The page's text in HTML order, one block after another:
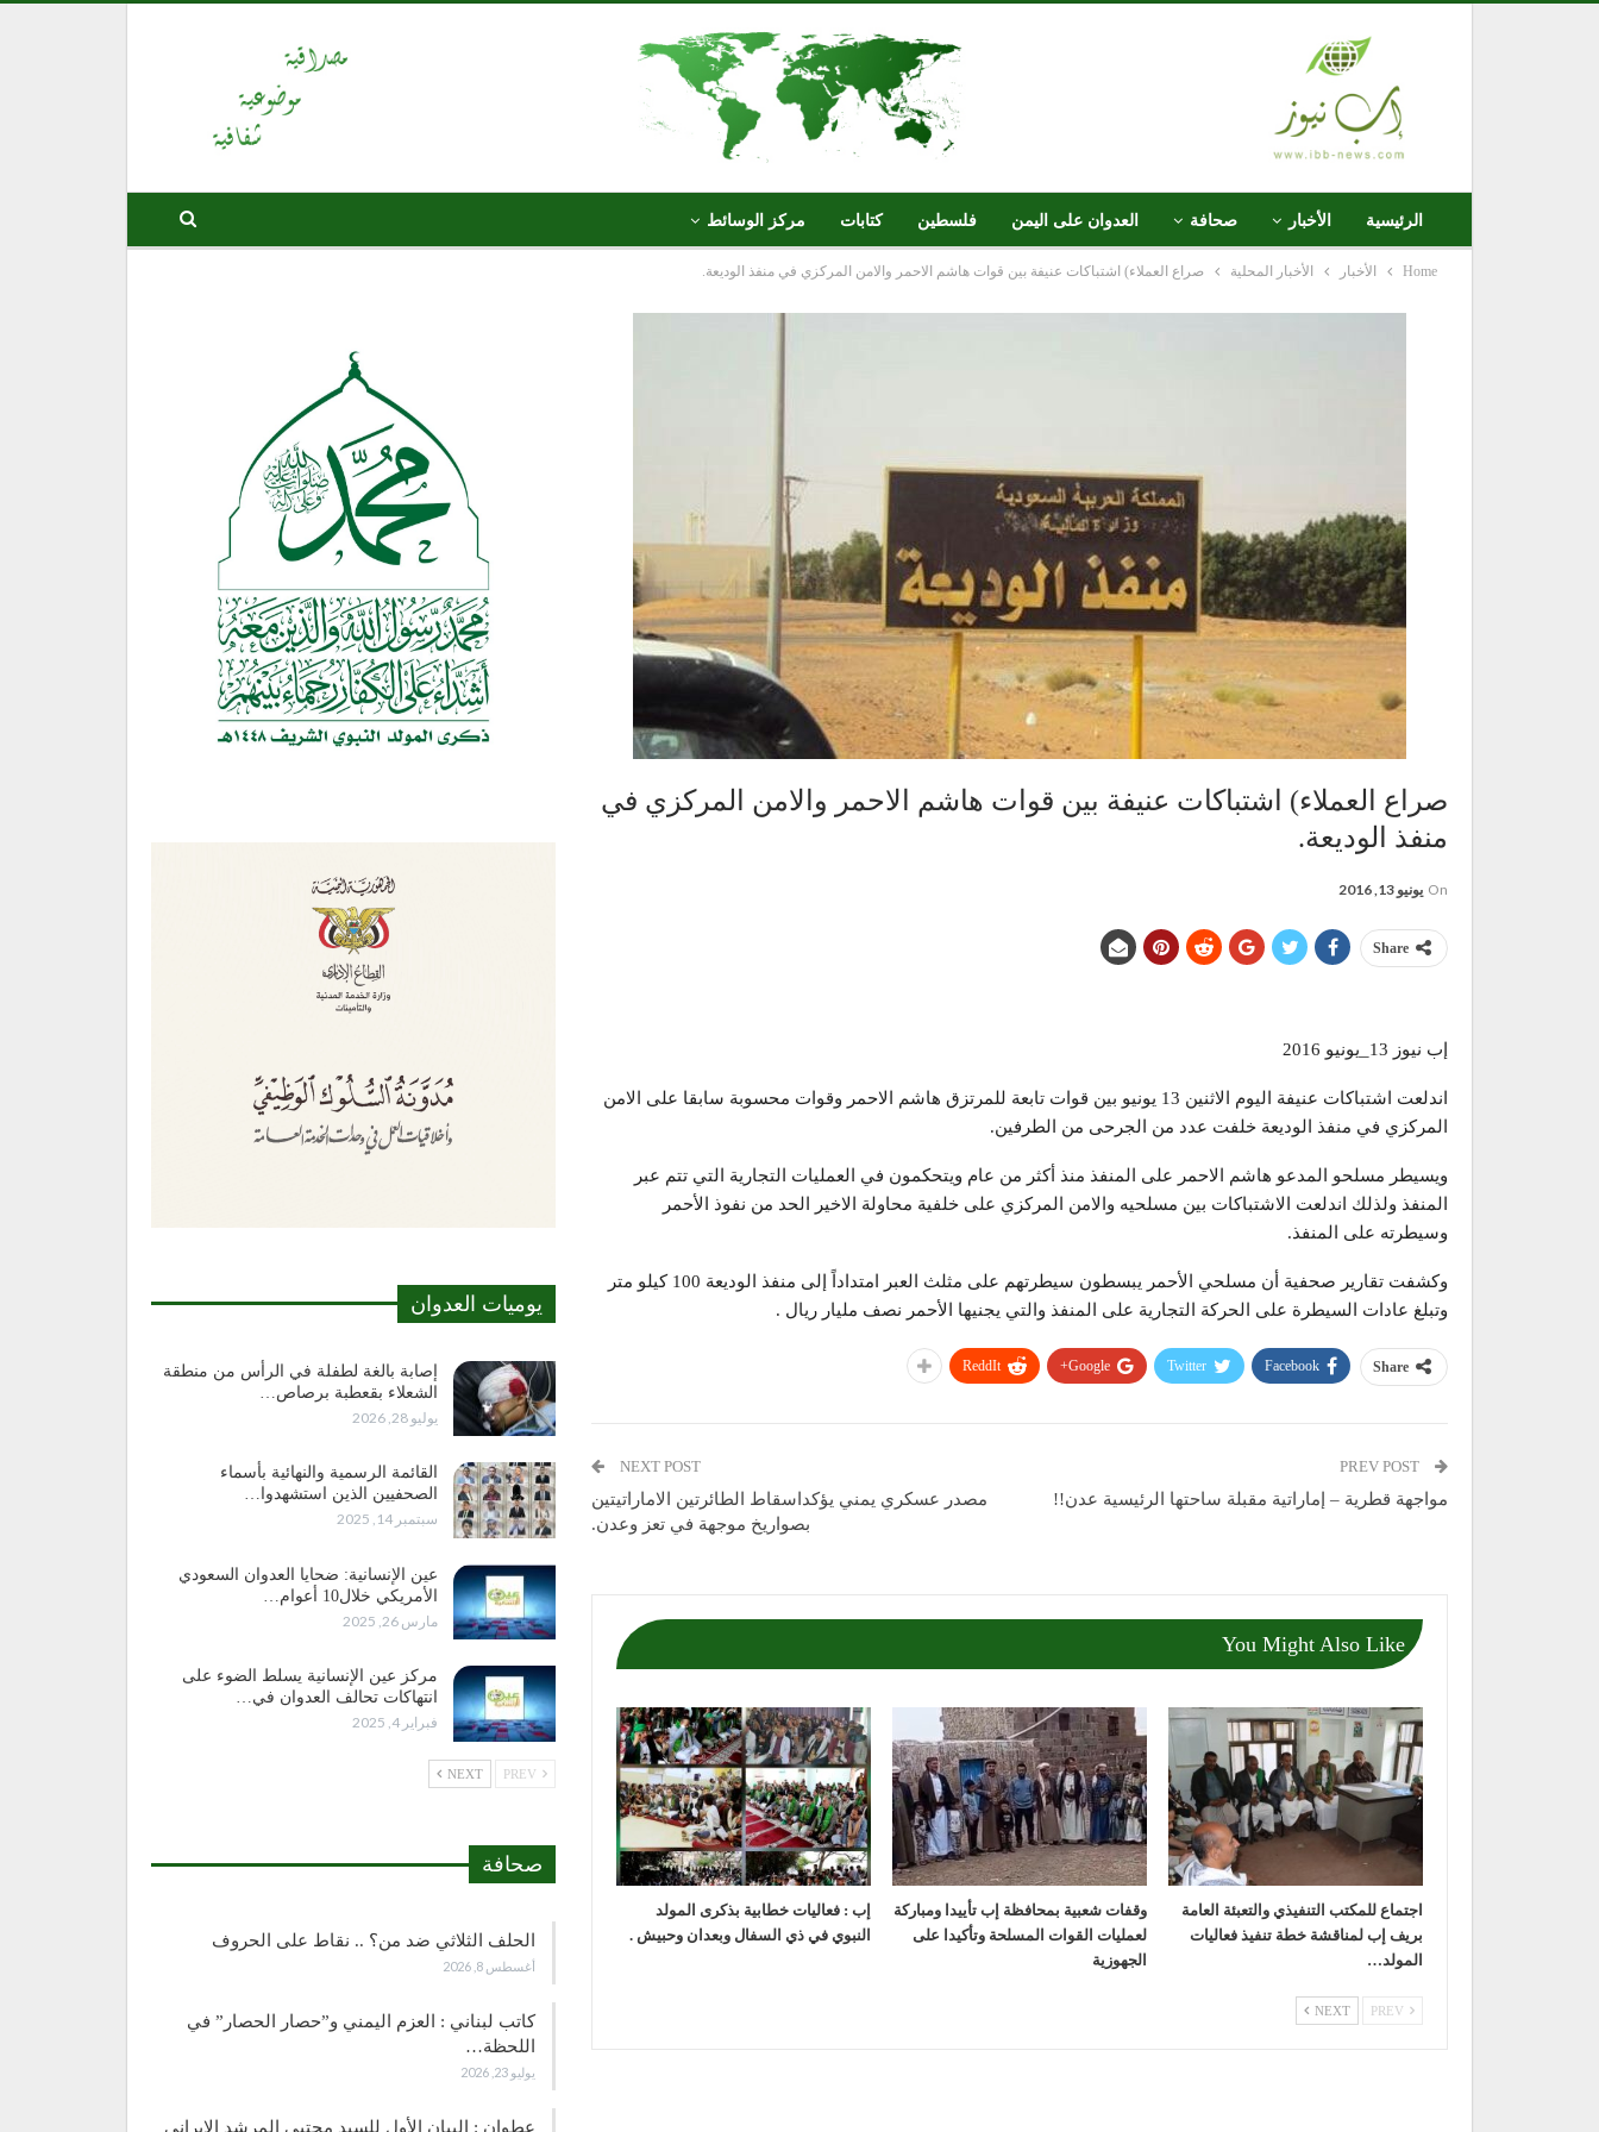
الرئيسية الأخبار صحافة العدوان على اليمن فلسطين كتابات مركز الوسائط
Home الأخبار الأخبار المحلية صراع العملاء) اشتباكات عنيفة بين قوات هاشم الاحمر والامن المركزي في منفذ الوديعة.
صراع العملاء) اشتباكات عنيفة بين قوات هاشم الاحمر والامن المركزي في
منفذ الوديعة.
On يونيو 13, 2016
Share
إب نيوز 13_يونيو 2016
اندلعت اشتباكات عنيفة اليوم الاثنين 13 يونيو بين قوات تابعة للمرتزق هاشم الاحمر وقوات محسوبة سابقا على الامن
المركزي في منفذ الوديعة خلفت عدد من الجرحى من الطرفين.
ويسيطر مسلحو المدعو هاشم الاحمر على المنفذ منذ أكثر من عام ويتحكمون في العمليات التجارية التي تتم عبر
المنفذ ولذلك اندلعت الاشتباكات بين مسلحيه والامن المركزي على خلفية محاولة الاخير الحد من نفوذ الأحمر
وسيطرته على المنفذ.
وكشفت تقارير صحفية أن مسلحي الأحمر يبسطون سيطرتهم على مثلث العبر امتداداً إلى منفذ الوديعة 100 كيلو متر
وتبلغ عادات السيطرة على الحركة التجارية على المنفذ والتي يجنيها الأحمر نصف مليار ريال .
Share
Facebook
Twitter
Google+
ReddIt
مواجهة قطرية – إماراتية مقبلة ساحتها الرئيسية عدن!!
NEXT POST
مصدر عسكري يمني يؤكداسقاط الطائرتين الاماراتيتين
بصواريخ موجهة في تعز وعدن.
You Might Also Like
اجتماع للمكتب التنفيذي والتعبئة العامة
بريف إب لمناقشة خطة تنفيذ فعاليات
المولد…
وقفات شعبية بمحافظة إب تأييدا ومباركة
لعمليات القوات المسلحة وتأكيدا على
الجهوزية
إب : فعاليات خطابية بذكرى المولد
النبوي في ذي السفال وبعدان وحبيش .
NEXT
يوميات العدوان
إصابة بالغة لطفلة في الرأس من منطقة
الشعلاء بقعطبة برصاص…
يوليو 28, 2026
القائمة الرسمية والنهائية بأسماء
الصحفيين الذين استشهدوا…
سبتمبر 14, 2025
عين الإنسانية: ضحايا العدوان السعودي
الأمريكي خلال10 أعوام…
مارس 26, 2025
مركز عين الإنسانية يسلط الضوء على
انتهاكات تحالف العدوان في…
فبراير 4, 2025
NEXT
صحافة
الحلف الثلاثي ضد من؟ .. نقاط على الحروف
أغسطس 8, 2026
كاتب لبناني : العزم اليمني و”حصار الحصار” في
اللحظة…
يوليو 23, 2026
عطوان : البيان الأول للسيد مجتبى المرشد الإيراني